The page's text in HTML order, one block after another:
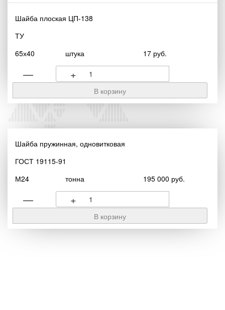
Шайба плоская ЦП-138
ТУ
65х40
штука 17 руб.
— +
Шайба пружинная, одновитковая
ГОСТ 19115-91
М24
тонна 195 000 руб.
— +